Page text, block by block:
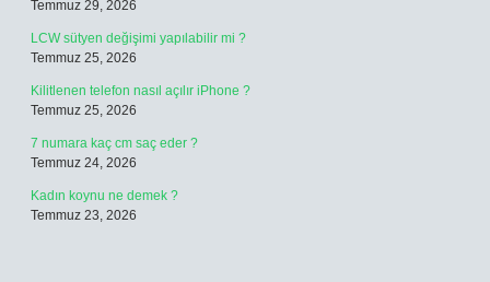
Temmuz 29, 2026
LCW sütyen değişimi yapılabilir mi ?
Temmuz 25, 2026
Kilitlenen telefon nasıl açılır iPhone ?
Temmuz 25, 2026
7 numara kaç cm saç eder ?
Temmuz 24, 2026
Kadın koynu ne demek ?
Temmuz 23, 2026